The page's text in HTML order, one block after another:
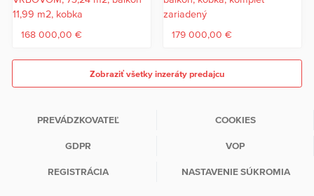
168 000,00 € 179 000,00 €
Zobraziť všetky inzeráty predajcu
PREVÁDZKOVATEĽ COOKIES
GDPR VOP
REGISTRÁCIA NASTAVENIE SÚKROMIA